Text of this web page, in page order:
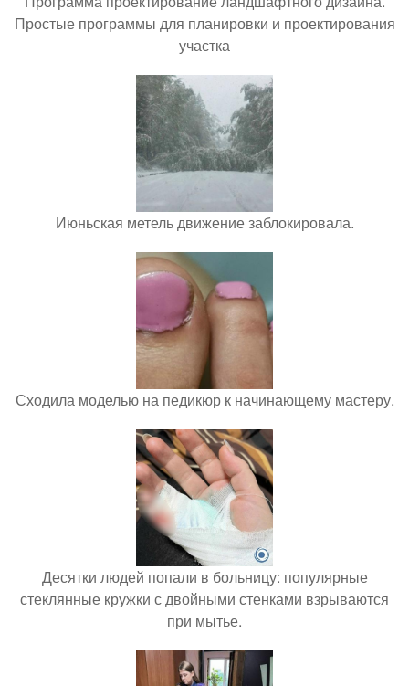
Простые программы для планировки и проектирования
участка
Июньская метель движение заблокировала.
Сходила моделью на педикюр к начинающему мастеру.
Десятки людей попали в больницу: популярные
стеклянные кружки с двойными стенками взрываются
при мытье.